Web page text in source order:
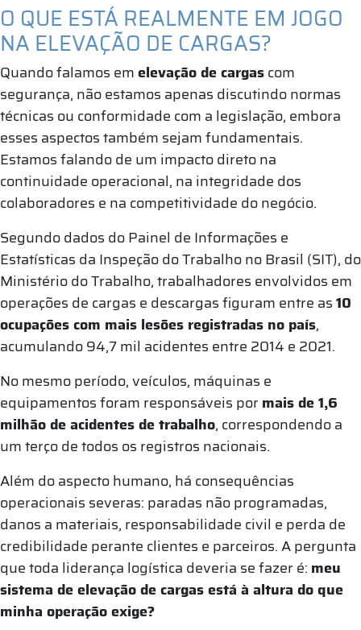
O QUE ESTÁ REALMENTE EM JOGO
NA ELEVAÇÃO DE CARGAS?
Quando falamos emelevação de cargascom
segurança, não estamos apenas discutindo normas
técnicas ou conformidade com a legislação, embora
esses aspectos também sejam fundamentais.
Estamos falando de um impacto direto na
continuidade operacional, na integridade dos
colaboradores e na competitividade do negócio.
Segundo dados do Painel de Informações e
Estatísticas da Inspeção do Trabalho no Brasil (SIT), do
Ministério do Trabalho, trabalhadores envolvidos em
operações de cargas e descargas figuram entre as10
ocupações com mais lesões registradas no país,
acumulando 94,7 mil acidentes entre 2014 e 2021.
No mesmo período, veículos, máquinas e
equipamentos foram responsáveis pormais de 1,6
milhão de acidentes de trabalho, correspondendo a
um terço de todos os registros nacionais.
Além do aspecto humano, há consequências
operacionais severas: paradas não programadas,
danos a materiais, responsabilidade civil e perda de
credibilidade perante clientes e parceiros. A pergunta
que toda liderança logística deveria se fazer é: meu
sistema de elevação de cargas está à altura do que
minha operação exige?